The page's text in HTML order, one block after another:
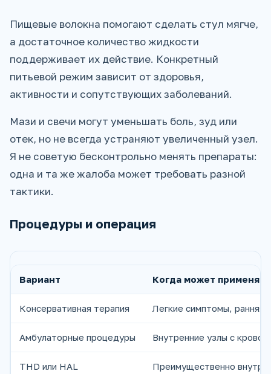
Пищевые волокна помогают сделать стул мягче,
а достаточное количество жидкости
поддерживает их действие. Конкретный
питьевой режим зависит от здоровья,
активности и сопутствующих заболеваний.
Мази и свечи могут уменьшать боль, зуд или
отек, но не всегда устраняют увеличенный узел.
Я не советую бесконтрольно менять препараты:
одна и та же жалоба может требовать разной
тактики.
Процедуры и операция
Вариант Когда может
Консервативная терапия Легкие симптомы, ранняя
Амбулаторные процедуры Внутренние узлы с
THD или HAL Преимущественно